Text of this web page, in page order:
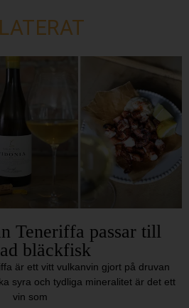
Teneriffa passar till
bläckfisk
är ett vitt vulkanvin gjort på druvan
syra och tydliga mineralitet är det ett
vin som